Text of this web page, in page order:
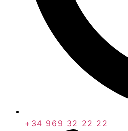
+34 969 32 22 22